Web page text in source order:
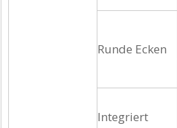
Runde Ecken
Integriert